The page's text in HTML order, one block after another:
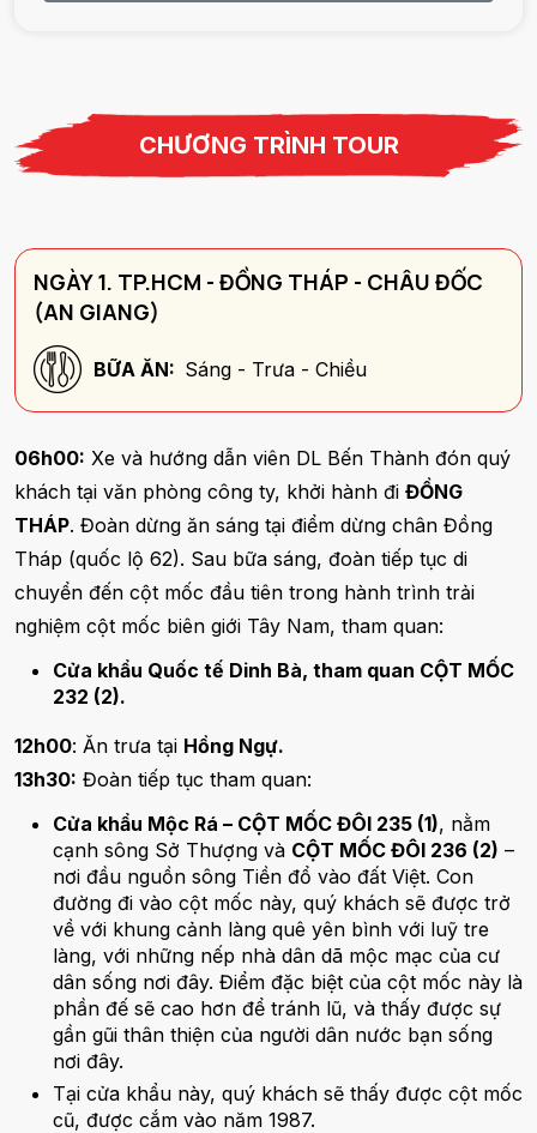
CHƯƠNG TRÌNH TOUR
NGÀY 1. TP.HCM - ĐỒNG THÁP - CHÂU ĐỐC
(AN GIANG)
BỮA ĂN: Sáng - Trưa - Chiều
06h00: Xe và hướng dẫn viên DL Bến Thành đón quý
khách tại văn phòng công ty, khởi hành đi ĐỒNG
THÁP. Đoàn dừng ăn sáng tại điểm dừng chân Đồng
Tháp (quốc lộ 62). Sau bữa sáng, đoàn tiếp tục di
chuyển đến cột mốc đầu tiên trong hành trình trải
nghiệm cột mốc biên giới Tây Nam, tham quan:
Cửa khẩu Quốc tế Dinh Bà, tham quan CỘT MỐC
232 (2).
12h00: Ăn trưa tại Hồng Ngự.
13h30: Đoàn tiếp tục tham quan:
Cửa khẩu Mộc Rá – CỘT MỐC ĐÔI 235 (1), nằm
cạnh sông Sở Thượng và CỘT MỐC ĐÔI 236 (2) –
nơi đầu nguồn sông Tiền đổ vào đất Việt. Con
đường đi vào cột mốc này, quý khách sẽ được trở
về với khung cảnh làng quê yên bình với luỹ tre
làng, với những nếp nhà dân dã mộc mạc của cư
dân sống nơi đây. Điểm đặc biệt của cột mốc này là
phần đế sẽ cao hơn để tránh lũ, và thấy được sự
gần gũi thân thiện của người dân nước bạn sống
nơi đây.
Tại cửa khẩu này, quý khách sẽ thấy được cột mốc
cũ, được cắm vào năm 1987.